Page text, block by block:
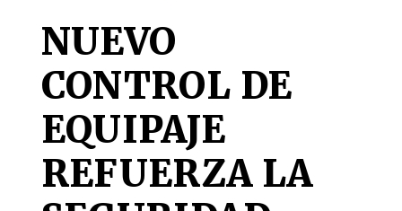
NUEVO
CONTROL DE
EQUIPAJE
REFUERZA LA